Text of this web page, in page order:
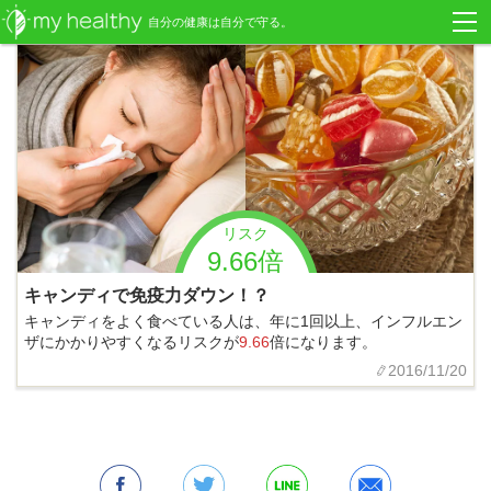
リスク
9.66倍
キャンディで免疫力ダウン！？
キャンディをよく食べている人は、年に1回以上、インフルエン
ザにかかりやすくなるリスクが9.66倍になります。
2016/11/20
自分の健康は自分で守る。